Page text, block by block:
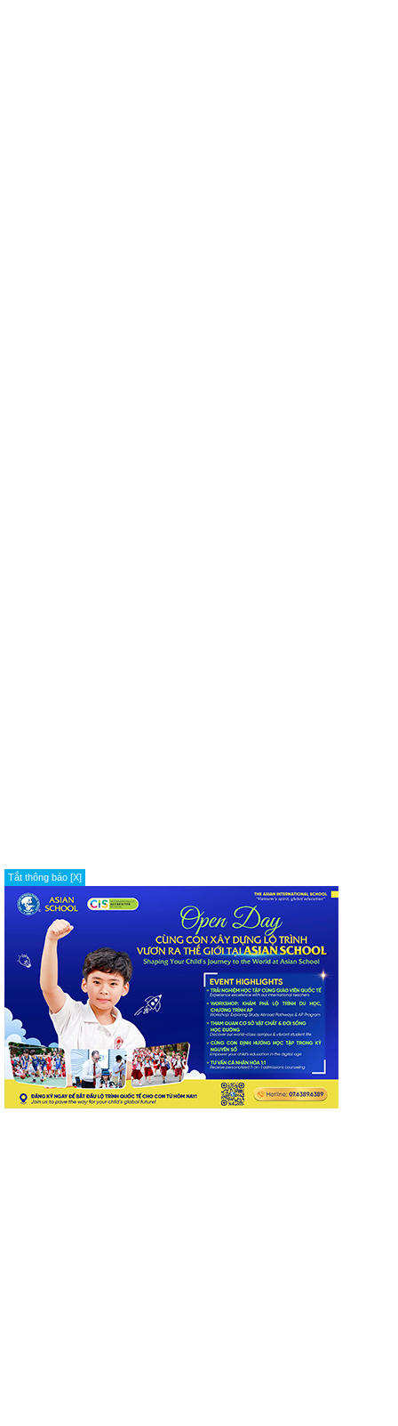
Tắt thông báo [X]